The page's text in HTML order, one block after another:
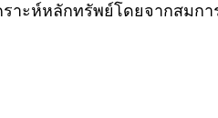
าะห์หลักทรัพย์โดยจากสมกา